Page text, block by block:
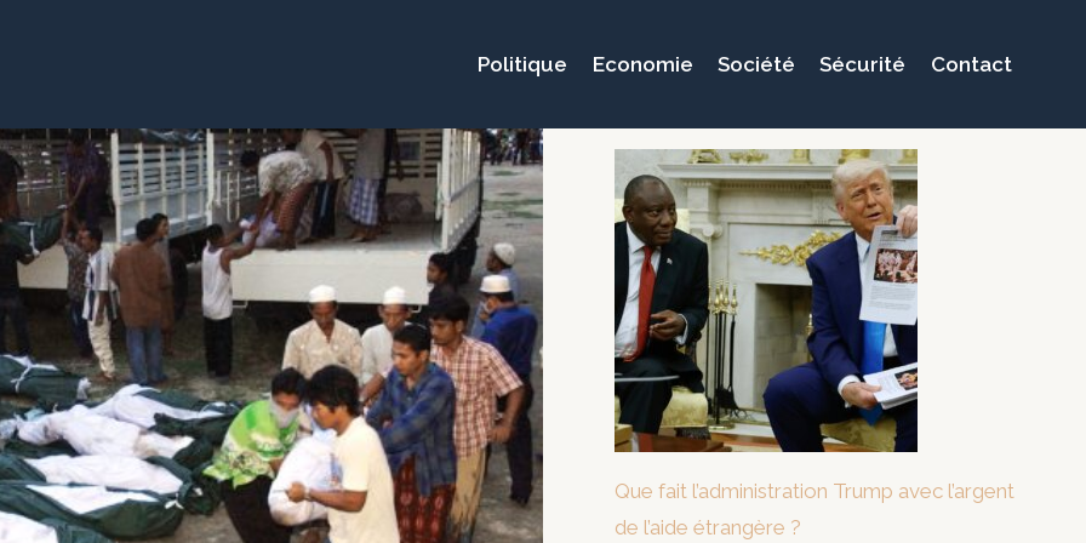
Politique Economie Société Sécurité Contact
Que fait l’administration Trump avec l’argent
de l’aide étrangère ?